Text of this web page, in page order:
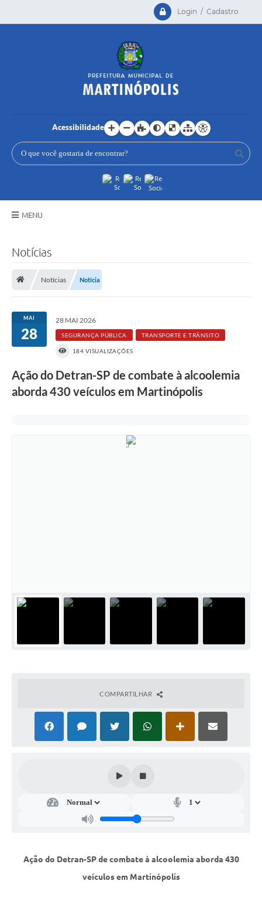
Login / Cadastro
Acessibilidade
MENU
Secretarias
Serviços Online
LEIS MUNICIPAIS
Fundo Municipal dos Direitos da Criança e do Adolescente
Ouvidoria Saúde
CAPS AD II “João Maria Lúcio Martins”
Notícias
Notícias Notícia
MAI
28
28 MAI 2026
SEGURANÇA PÚBLICA TRANSPORTE E TRÂNSITO
184 VISUALIZAÇÕES
Ação do Detran-SP de combate à alcoolemia
aborda 430 veículos em Martinópolis
COMPARTILHAR
Ação do Detran-SP de combate à alcoolemia aborda 430
veículos em Martinópolis